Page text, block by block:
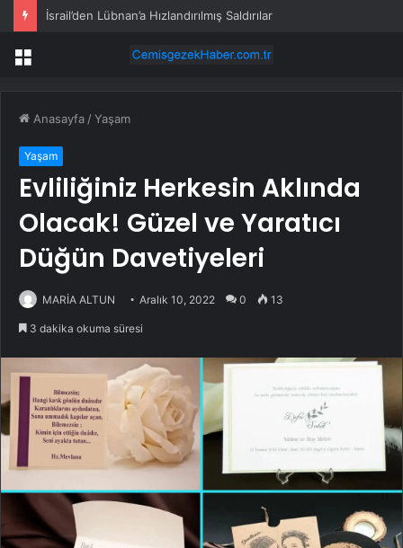
İsrail’den Lübnan’a Hızlandırılmış Saldırılar
Menü
Anasayfa /Yaşam
Yaşam
Evliliğiniz Herkesin Aklında
Olacak! Güzel ve Yaratıcı
Düğün Davetiyeleri
MARİA ALTUN Aralık 10, 2022 0 13
3 dakika okuma süresi